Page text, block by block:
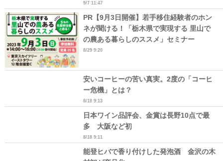
9/7 11:47
PR【9月3日開催】若手移住経験者のホン
ネが聞ける！「栃木県で実現する 里山で
の農ある暮らしのススメ」セミナー
8/29 9:20
安いコーヒーの苦い真実。2度の「コーヒ
ー危機」とは？
8/18 9:13
日本ワイン品評会、金賞は長野10点で最
多 大阪など初
8/18 9:11
能登ヒバで香り付けした発泡酒 金沢の木